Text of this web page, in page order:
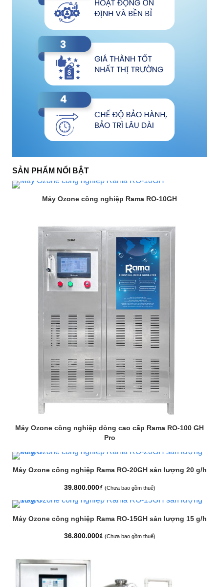
SẢN PHẨM NỔI BẬT
Máy Ozone công nghiệp Rama RO-10GH
Máy Ozone công nghiệp dòng cao cấp Rama RO-100 GH
Pro
Máy Ozone công nghiệp Rama RO-20GH sản lượng 20 g/h
39.800.000₫ (Chưa bao gồm thuế)
Máy Ozone công nghiệp Rama RO-15GH sản lượng 15 g/h
36.800.000₫ (Chưa bao gồm thuế)